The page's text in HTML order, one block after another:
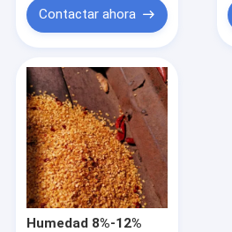
Noticias
Pimientas de chiles rojos
Chile secado de Guajillo
Los chiles sazonan el polvo con
Contactar ahora
Humedad 8%-12%